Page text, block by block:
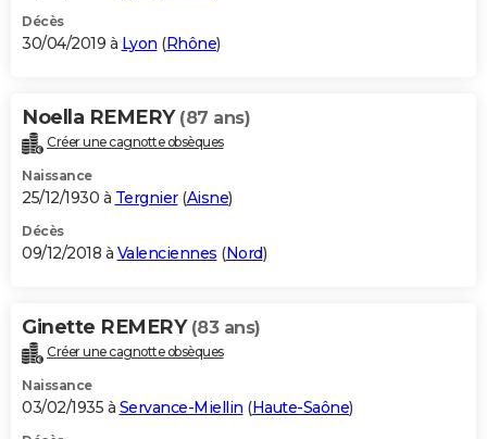
Décès
30/04/2019 à Lyon (Rhône)
Noella REMERY (87 ans)
Créer une cagnotte obsèques
Naissance
25/12/1930 à Tergnier(Aisne)
Décès
09/12/2018 à Valenciennes (Nord)
Ginette REMERY (83 ans)
Créer une cagnotte obsèques
Naissance
03/02/1935 à Servance-Miellin (Haute-Saône)